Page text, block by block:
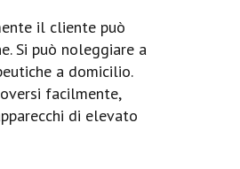
il cliente può
Si può noleggiare a
a domicilio.
facilmente,
di elevato